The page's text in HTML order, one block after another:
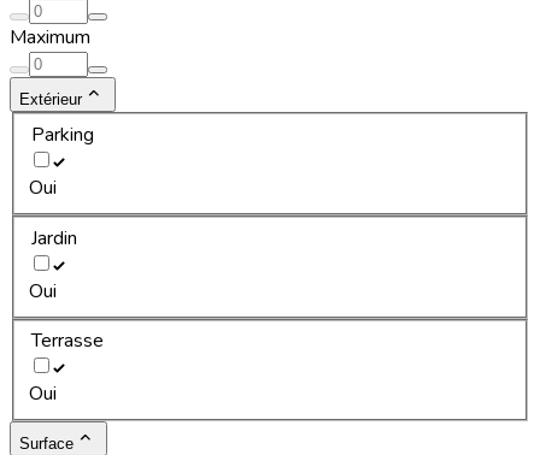
Maximum
Extérieur
Parking
Oui
Jardin
Oui
Terrasse
Oui
Surface